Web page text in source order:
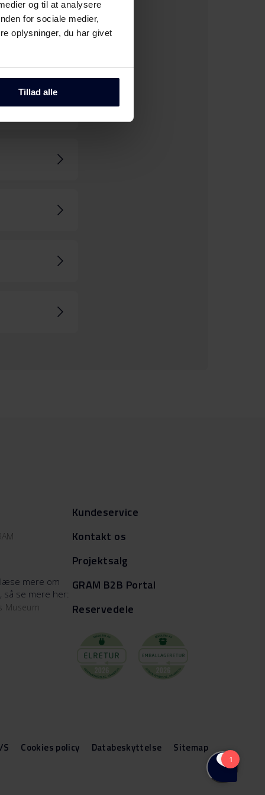
og til at analysere
for sociale medier,
oplysninger, du har givet
Tillad alle
mere om
så se mere her:
Museum
Kundeservice
Kontakt os
Projektsalg
GRAM B2B Portal
Reservedele
Cookies policy Databeskyttelse Sitemap